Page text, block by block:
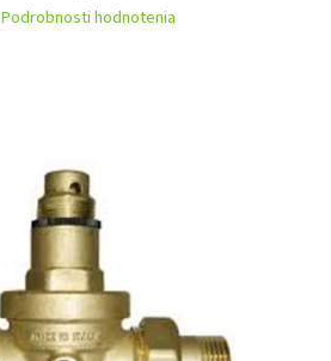
Podrobnosti hodnotenia